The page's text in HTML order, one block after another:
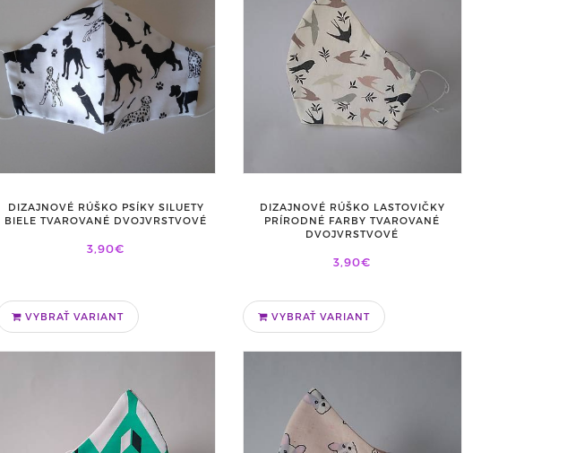
DIZAJNOVÉ RÚŠKO PSÍKY SILUETY
BIELE TVAROVANÉ DVOJVRSTVOVÉ
3,90€
VYBRAŤ VARIANT
DIZAJNOVÉ RÚŠKO LASTOVIČKY
PRÍRODNÉ FARBY TVAROVANÉ
DVOJVRSTVOVÉ
3,90€
VYBRAŤ VARIANT